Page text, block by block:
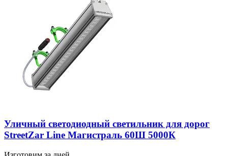
Уличный светодиодный светильник для дорог
StreetZar Line Магистраль 60Ш 5000К